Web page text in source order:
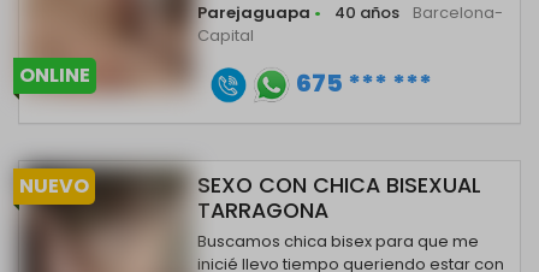
ONLINE
Parejaguapa • 40 años
Barcelona-
Capital
675 *** ***
NUEVO
SEXO CON CHICA BISEXUAL
TARRAGONA
Buscamos chica bisex para que me
inicié llevo tiempo queriendo estar con